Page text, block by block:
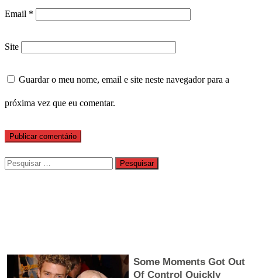
Email *
Site
Guardar o meu nome, email e site neste navegador para a
próxima vez que eu comentar.
Pesquisar
por: